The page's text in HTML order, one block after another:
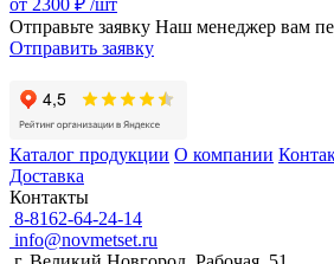
Отправьте заявку Наш менеджер вам
Отправить заявку
Каталог продукции О компании
Доставка
Контакты
8-8162-64-24-14
info@novmetset.ru